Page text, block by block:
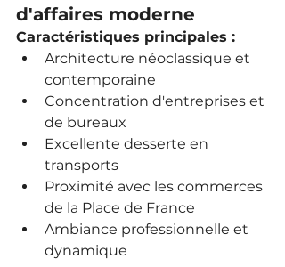
d'affaires moderne
Caractéristiques principales :
Architecture néoclassique et
contemporaine
Concentration d'entreprises et
de bureaux
Excellente desserte en
transports
Proximité avec les commerces
de la Place de France
Ambiance professionnelle et
dynamique